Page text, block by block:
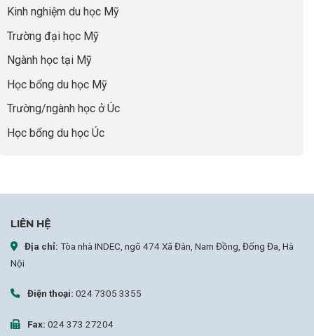
lực”
Vàng”
Cất
Cánh
không
giờ
chọn
sự
Kinh nghiệm du học Mỹ
Trường đại học Mỹ
Ngành học tại Mỹ
Học bổng du học Mỹ
Trường/ngành học ở Úc
Học bổng du học Úc
LIÊN HỆ
Địa chỉ: Tòa nhà INDEC, ngõ 474 Xã Đàn, Nam Đồng, Đống Đa, Hà
Nội
Điện thoại: 024 7305 3355
Fax: 024 373 27204